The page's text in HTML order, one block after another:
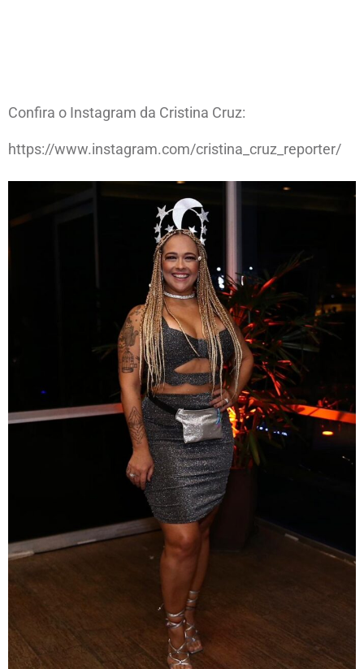
Confira o Instagram da Cristina Cruz:
https://www.instagram.com/cristina_cruz_reporter/